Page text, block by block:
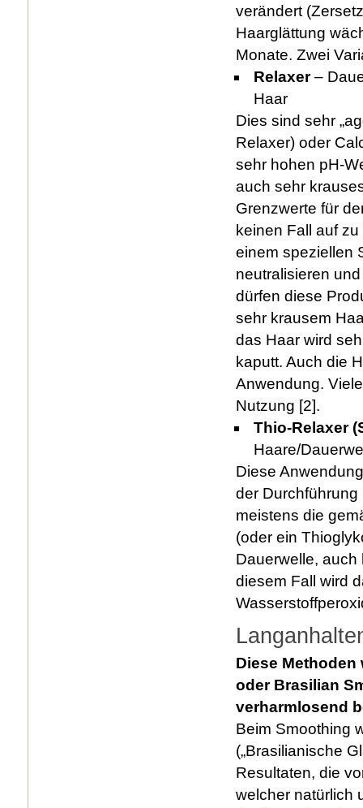
verändert
Haarglättung
Monate. Zwei
Relaxer–
Haar
Dies sind sehr
Relaxer) oder
sehr hohen pH-
auch sehr
Grenzwerte für
keinen Fall auf
einem speziellen
neutralisieren
dürfen diese
sehr krausem
das Haar wird
kaputt. Auch die
Anwendung.
Nutzung [2].
Thio-Relaxer
Haare/
Diese
der
meistens die
(oder ein
Dauerwelle,
diesem Fall wird
Diese
oder Brasilian
verharmlosend
Beim Smoothing
(„Brasilianische
Resultaten, die
welcher natürlich